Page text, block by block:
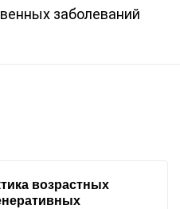
заболеваний
возрастных